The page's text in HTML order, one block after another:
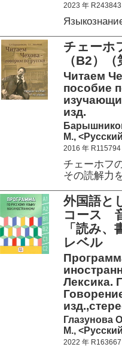
2023 年 R243843
チェー
（B2）
Читаем
пособие
изд.
М.,
2016 年 R115794
チェーホフ
その読解力
外国語と
コース
「読み
レベル
Лексика.
Глазунова
М.,
2022 年 R163667